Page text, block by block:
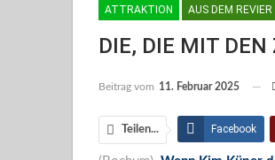
ATTRAKTION AUS DEM REVIER
DIE, DIE MIT
Beitrag vom 11. Februar 2025
Teilen... Facebook